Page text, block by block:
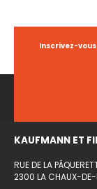
Inscrivez-
KAUFMANN ET
RUE DE LA
2300 LA CHAUX-DE-